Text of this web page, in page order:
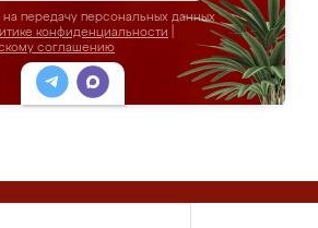
передачу персональных данных
конфиденциальности
соглашению